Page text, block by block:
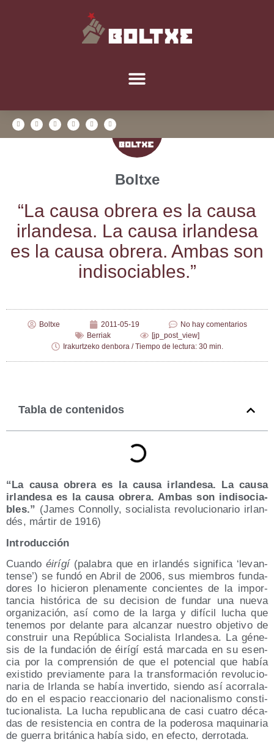
Boltxe
“La cau­sa obre­ra es la cau­sa
irlan­de­sa. La cau­sa irlan­de­sa
es la cau­sa obre­ra. Ambas son
indisociables.”
Boltxe 2011-05-19
No hay comentarios
Berriak
[jp_post_view]
Irakurtzeko denbora / Tiempo de lectura: 30 min.
Tabla de contenidos
“La cau­sa obre­ra es la cau­sa irlan­de­sa. La cau­sa
irlan­de­sa es la cau­sa obre­ra. Ambas son indi­so­cia­
bles.” (James Con­nolly, socia­lis­ta revo­lu­cio­na­rio irlan­
dés, már­tir de 1916)
Intro­duc­ción
Cuan­do éirí­gí (pala­bra que en irlan­dés sig­ni­fi­ca ‘levan­
ten­se’) se fun­dó en Abril de 2006, sus miem­bros fun­da­
do­res lo hicie­ron ple­na­men­te con­cien­tes de la impor­
tan­cia his­tó­ri­ca de su deci­sion de fun­dar una nue­va
orga­ni­za­ción, así como de la lar­ga y difí­cil lucha que
tene­mos por delan­te para alcan­zar nues­tro obje­ti­vo de
cons­truir una Repú­bli­ca Socia­lis­ta Irlan­de­sa. La géne­
sis de la fun­da­ción de éirí­gí está mar­ca­da en su esen­
cia por la com­pren­sión de que el poten­cial que había
exis­ti­do pre­via­men­te para la trans­for­ma­ción revo­lu­cio­
na­ria de Irlan­da se había inver­ti­do, sien­do así aco­rra­la­
do en el espa­cio reac­cio­na­rio del nacio­na­lis­mo cons­ti­
tu­cio­na­lis­ta. La lucha repu­bli­ca­na de casi cua­tro déca­
das de resis­ten­cia en con­tra de la pode­ro­sa maqui­na­ria
de gue­rra bri­tá­ni­ca había sido, en efec­to, derrotada.